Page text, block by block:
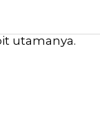
utamanya.